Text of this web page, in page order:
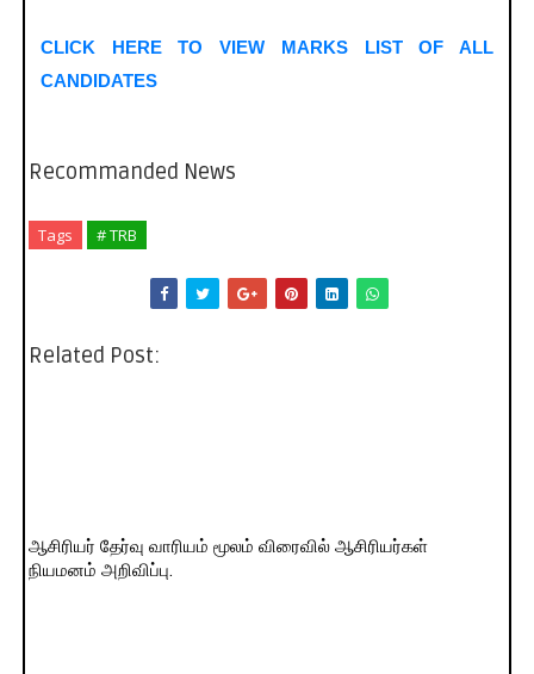
CLICK HERE TO VIEW MARKS LIST OF ALL
CANDIDATES
Recommanded News
Tags # TRB
Related Post:
ஆசிரியர் தேர்வு வாரியம் மூலம் விரைவில் ஆசிரியர்கள்
நியமனம் அறிவிப்பு.